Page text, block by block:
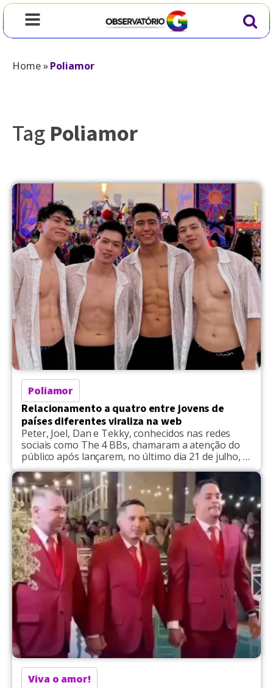
Home»Poliamor
TagPoliamor
Poliamor
Relacionamento a quatro entre jovens de
países diferentes viraliza na web
Peter, Joel, Dan e Tekky, conhecidos nas redes
sociais como The 4 BBs, chamaram a atenção do
público após lançarem, no último dia 21 de julho, a
websérie documental FOURSOME, disponível no
YouTube. O quarteto, que vive um relacionamento
a quatro, compartilha detalhes da rotina, dos
desafios e da dinâmica da relação, despertando
curiosidade e […]
Viva o amor!